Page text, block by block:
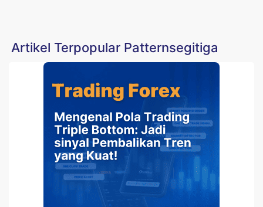
Artikel Terpopular Patternsegitiga